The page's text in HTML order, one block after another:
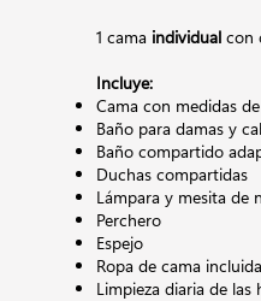
1 cama individual con
Incluye:
Cama con medidas
Baño para damas y
Baño compartido
Duchas compartidas
Lámpara y mesita de
Perchero
Espejo
Ropa de cama incluida
Limpieza diaria de las